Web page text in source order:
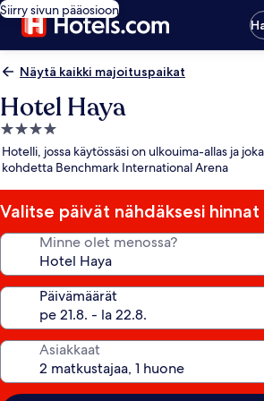
Siirry sivun pääosioon
Näytä kaikki majoituspaikat
Hotel Haya
4.0
tähden
majoituspaikka
Hotelli, jossa käytössäsi on ulkouima-allas ja
kohdetta Benchmark International Arena
Valitse päivät nähdäksesi hinnat
Minne olet menossa?
Päivämäärät
Asiakkaat